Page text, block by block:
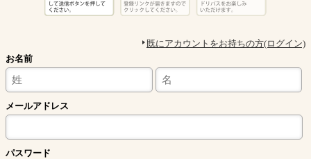
既にアカウントをお持ちの方(ログイン)
お名前
メールアドレス
パスワード